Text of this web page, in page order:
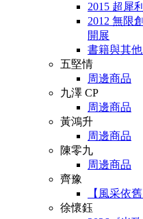
2015 超犀
2012 無限
開展
書籍與其
五堅情
周邊商品
九澤 CP
周邊商品
黃鴻升
周邊商品
陳零九
周邊商品
齊豫
【風采依
徐懷鈺